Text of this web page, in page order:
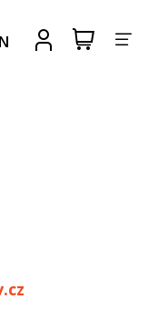
Zobrazit
nákupní